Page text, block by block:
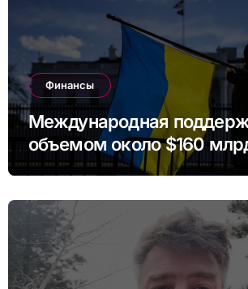
Финансы
Международная
объемом около $160
Украине